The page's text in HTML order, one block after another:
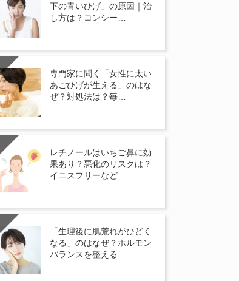
下の青いひげ」の原因｜治
し方は？コンシー…
専門家に聞く「女性に太い
あごひげが生える」のはな
ぜ？対処法は？毎…
レチノールはいちご鼻に効
果あり？悪化のリスクは？
イニスフリーなど…
「生理後に肌荒れがひどく
なる」のはなぜ？ホルモン
バランスを整える…